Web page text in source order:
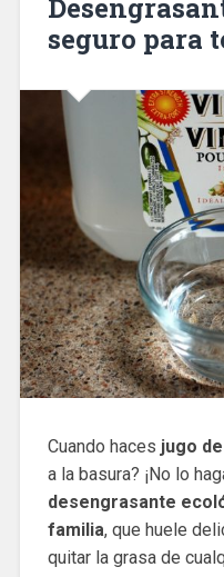
seguro para
Cuando haces jugo
a la basura? ¡No lo
desengrasante
familia, que huele
quitar la grasa de